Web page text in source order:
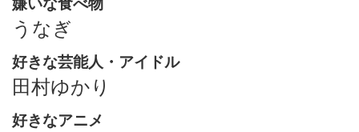
うなぎ
好きな芸能人・アイドル
田村ゆかり
好きなアニメ